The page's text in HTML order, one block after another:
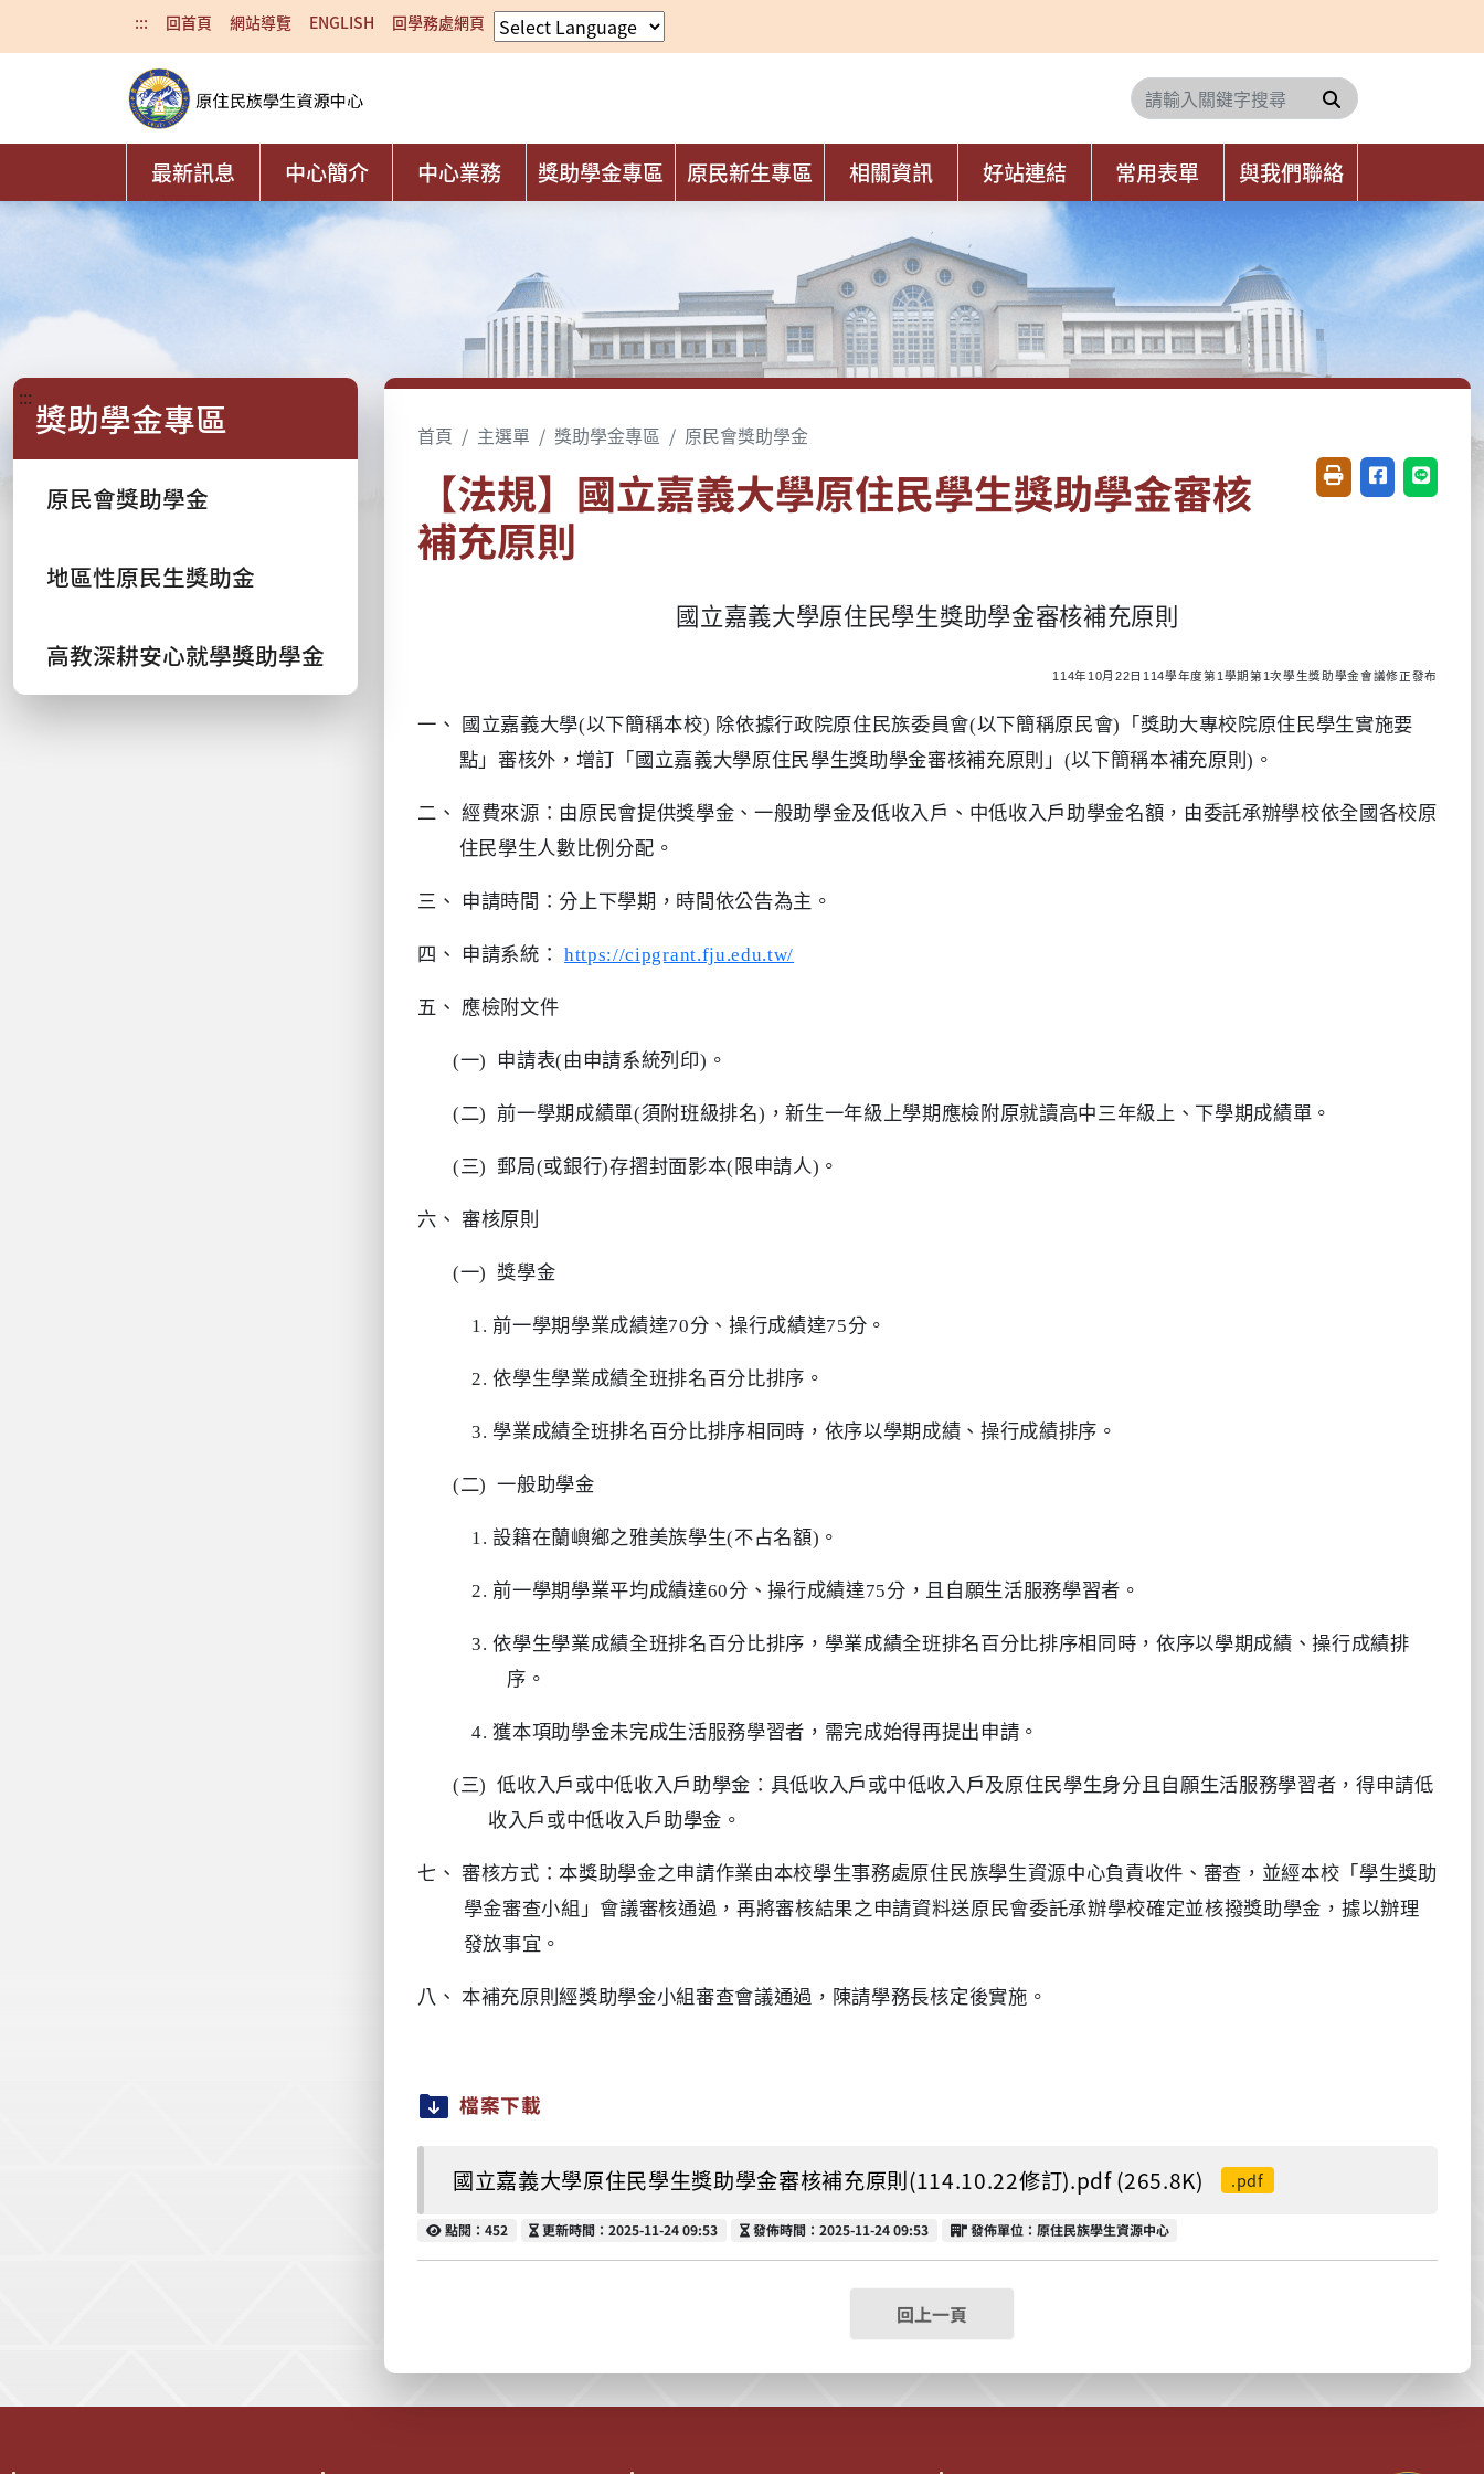
::: 回首頁 網站導覽 ENGLISH 回學務處網頁
搜尋
最新訊息 中心簡介 中心業務 獎助學金專區 原民新生專區 相關資訊 好站連結 常用表單 與我們聯絡
::: 獎助學金專區
原民會獎助學金
地區性原民生獎助金
高教深耕安心就學獎助學金
首頁 主選單 獎助學金專區 原民會獎助學金
【法規】國立嘉義大學原住民學生獎助學金審核
補充原則
友善列印(開新視窗)
分享至臉書(
分享至
國立嘉義大學原住民學生獎助學金審核補充原則
114年10月22日 114學年度第1 學期第1次學生獎助學金會議修正發布
一、 國立嘉義大學(以下簡稱本校) 除依據行政院原住民族委員會(以下簡稱原民會)
「獎助大專校院原住民學生實施要
點」審核外，增訂「國立嘉義大學原住民學生獎助學金審核補充原則」 (以下簡稱本補充原則) 。
二、經費來源：由原民會提供獎學金、一般助學金及低收入戶、中低收入戶助學金名額，由委託承辦學校依全國各校原
住民學生人數比例分配。
三、 申請時間：分上下學期，時間依公告為主。
四、 申請系統： https://cipgrant.fju.edu.tw/
五、 應檢附文件
(一) 申請表( 由申請系統列印) 。
(二) 前一學期成績單(須附班級排名) ，新生一年級上學期應檢附原就讀高中三年級上、下學期成績單。
(三) 郵局(或銀行)存摺封面影本( 限申請人) 。
六、審核原則
(一) 獎學金
1. 前一學期學業成績達70分、操行成績達75分。
2.依學生學業成績全班排名百分比排序。
3. 學業成績全班排名百分比排序相同時，依序以學期成績、操行成績排序。
(二) 一般助學金
1.設籍在蘭嶼鄉之雅美族學生(不占名額) 。
2. 前一學期學業平均成績達60分、操行成績達75分，且自願生活服務學習者。
3.依學生學業成績全班排名百分比排序，學業成績全班排名百分比排序相同時，依序以學期成績、操行成績排
序。
4.獲本項助學金未完成生活服務學習者，需完成始得再提出申請。
(三) 低收入戶或中低收入戶助學金：具低收入戶或中低收入戶及原住民學生身分且自願生活服務學習者，得申請低
收入戶或中低收入戶助學金。
七、審核方式：本獎助學金之申請作業由本校學生事務處原住民族學生資源中心負責收件、審查，並經本校「學生獎助
學金審查小組」會議審核通過，再將審核結果之申請資料送原民會委託承辦學校確定並核撥獎助學金，據以辦理
發放事宜。
八、本補充原則經獎助學金小組審查會議通過，陳請學務長核定後實施。
檔案下載
國立嘉義大學原住民學生獎助學金審核補充原則(114.10.22修訂).pdf (265.8K) .pdf
點閱
點閱：452 更新時間
更新時間：2025-11-24 09:53 發佈時間
發佈時間：2025-11-24 09:53 發佈單位
發佈單位：原住民族學生資源中心
回上一頁